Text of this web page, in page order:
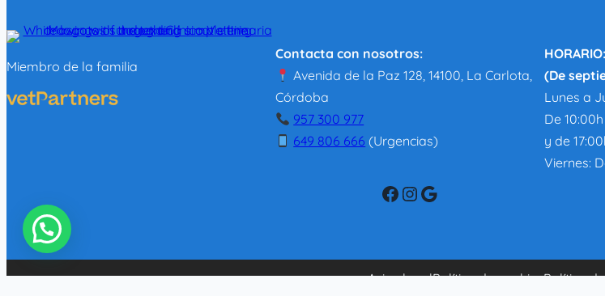
Miembro de la familia
Contacta con nosotros:
Avenida de la Paz 128, 14100, La Carlota,
Córdoba
957 300 977
649 806 666 (Urgencias)
Facebook InstagramGoogle
HORARIO:
(De
Lunes a
De
y de
Viernes:
Aviso legalPolítica de cookiesPolítica